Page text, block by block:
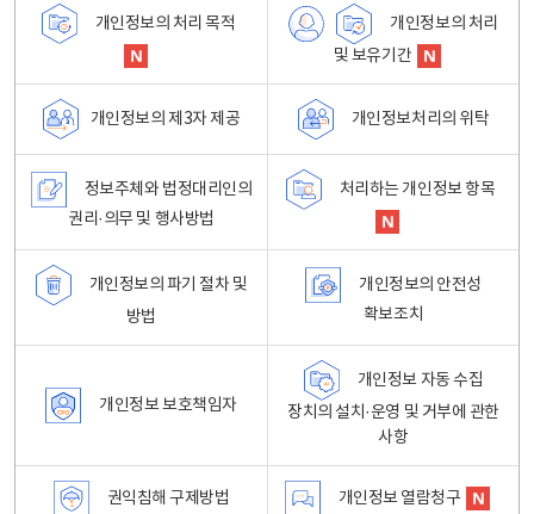
개인정보의 처리 목적
개인정보의 처리
및 보유기간
개인정보의 제3자 제공 개인정보처리의 위탁
정보주체와 법정대리인의
권리·의무 및 행사방법
처리하는 개인정보 항목
개인정보의 파기 절차 및
방법
개인정보의 안전성
확보조치
개인정보 보호책임자
개인정보 자동 수집
장치의 설치·운영 및 거부에 관한
사항
권익침해 구제방법 개인정보 열람청구